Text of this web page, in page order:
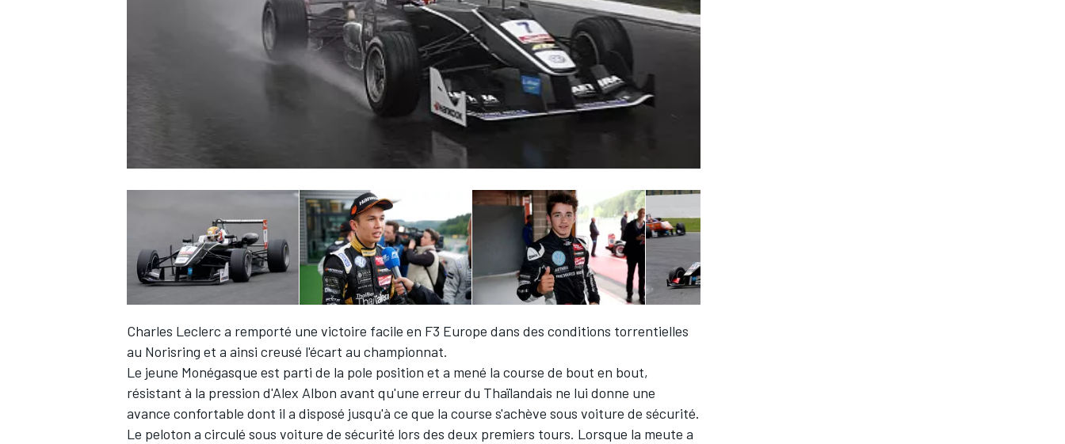
WEC
Charles Leclerc a remporté une victoire facile en F3 Europe dans des conditions torrentielles
au Norisring et a ainsi creusé l'écart au championnat.
Le jeune Monégasque est parti de la pole position et a mené la course de bout en bout,
résistant à la pression d'Alex Albon avant qu'une erreur du Thaïlandais ne lui donne une
avance confortable dont il a disposé jusqu'à ce que la course s'achève sous voiture de sécurité.
Le peloton a circulé sous voiture de sécurité lors des deux premiers tours. Lorsque la meute a